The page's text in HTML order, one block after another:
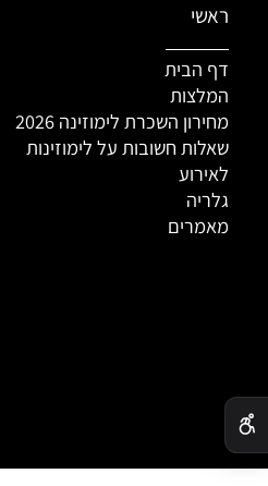
הבית
השכרת לימוזינה 2026
חשובות על לימוזינות